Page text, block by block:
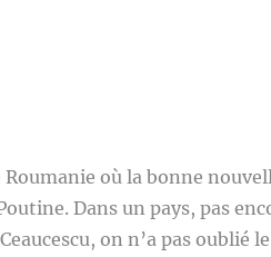
Roumanie où la bonne
Dans un pays, pas
on n’a pas oublié